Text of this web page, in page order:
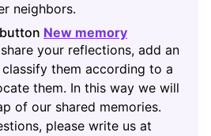
neighbors.
New memory
(Opens in
your reflections, add an
them according to a
them. In this way we will
of our shared memories.
please write us at